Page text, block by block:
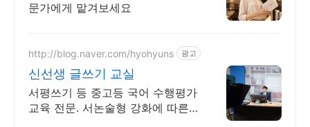
문가에게 맡겨보세요
http://blog.naver.com/hyohyuns 광고
신선생 글쓰기 교실
서평쓰기 등 중고등 국어 수행평가
교육 전문. 서논술형 강화에 따른